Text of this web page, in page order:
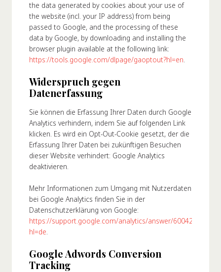
the data generated by cookies about your use of
the website (incl. your IP address) from being
passed to Google, and the processing of these
data by Google, by downloading and installing the
browser plugin available at the following link:
https://tools.google.com/dlpage/gaoptout?hl=en.
Widerspruch gegen
Datenerfassung
Sie können die Erfassung Ihrer Daten durch Google
Analytics verhindern, indem Sie auf folgenden Link
klicken. Es wird ein Opt-Out-Cookie gesetzt, der die
Erfassung Ihrer Daten bei zukünftigen Besuchen
dieser Website verhindert: Google Analytics
deaktivieren.
Mehr Informationen zum Umgang mit Nutzerdaten
bei Google Analytics finden Sie in der
Datenschutzerklärung von Google:
https://support.google.com/analytics/answer/6004245?
hl=de.
Google Adwords Conversion
Tracking